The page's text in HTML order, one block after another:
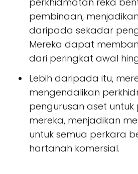
pembinaan,
daripada sekadar
Mereka dapat
dari peringkat awal
Lebih daripada itu,
mengendalikan
pengurusan aset
mereka, menjadikan
untuk semua perkara
hartanah komersial.